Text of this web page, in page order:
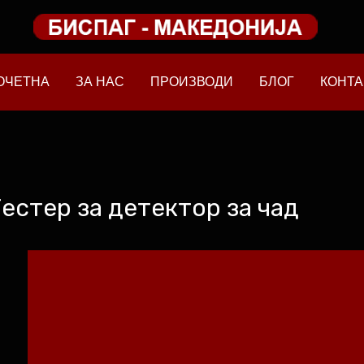
ЗА НАС ПРОИЗВОДИ БЛОГ
за детектор за чад